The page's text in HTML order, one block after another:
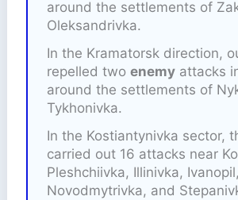
around the settlements of
Oleksandrivka.
In the Kramatorsk direction,
repelled two enemyattacks
around the settlements of
Tykhonivka.
In the Kostiantynivka sector,
carried out 16 attacks near
Pleshchiivka, Illinivka, Ivanopil,
Novodmytrivka, and